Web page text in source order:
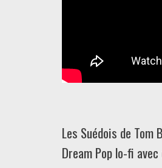
Les Suédois de
Dream Pop lo-fi